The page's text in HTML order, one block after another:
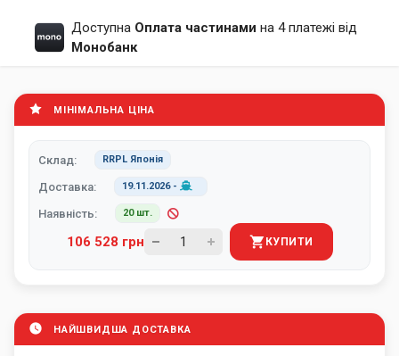
Доступна Оплата частинами на 4 платежі від
Монобанк
МІНІМАЛЬНА ЦІНА
Склад: RRPL Японія
Доставка: 19.11.2026-
Наявність: 20 шт.
106 528 грн КУПИТИ
НАЙШВИДША ДОСТАВКА